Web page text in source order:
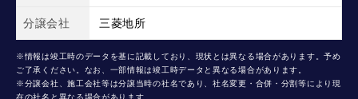
分譲会社 三菱地所
※情報は竣工時のデータを基に記載しており、現状とは異なる場合があります。予め
ご了承ください。なお、一部情報は竣工時データと異なる場合があります。
※分譲会社、施工会社等は分譲当時の社名であり、社名変更・合併・分割等により現
在の社名と異なる場合があります。